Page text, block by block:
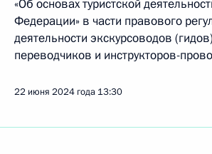
«Об основах туристской
Федерации» в части правового
деятельности экскурсоводов
переводчиков и инструкторов-
22 июня 2024 года 13:30